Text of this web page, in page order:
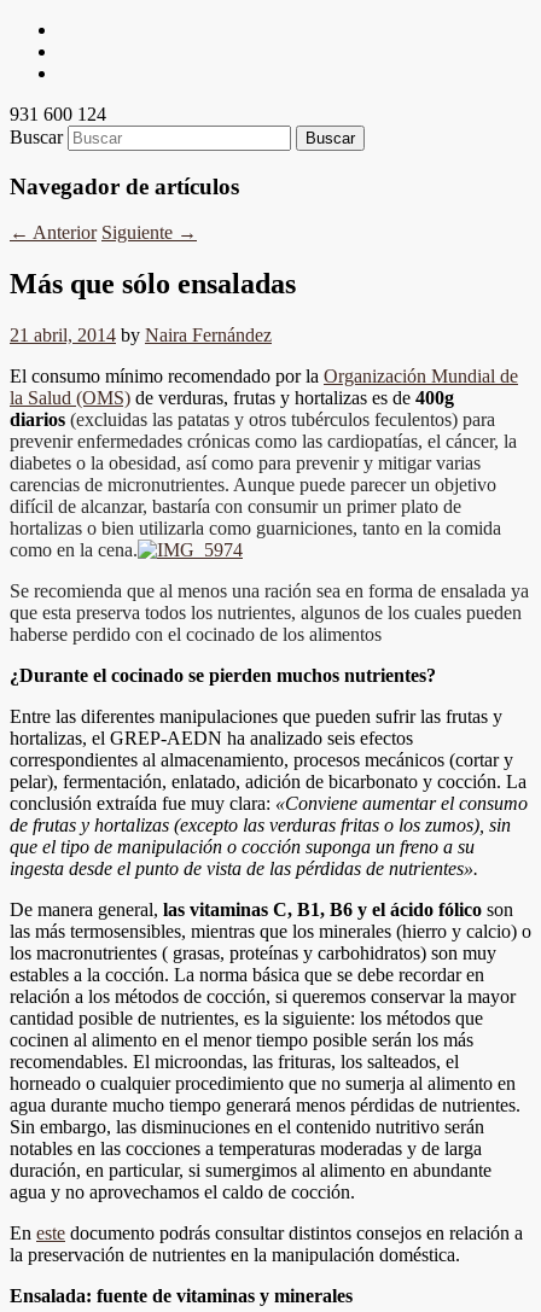
931 600 124
Buscar
Navegador de artículos
← Anterior Siguiente →
Más que sólo ensaladas
21 abril, 2014 by Naira Fernández
El consumo mínimo recomendado por la Organización Mundial de
la Salud (OMS) de verduras, frutas y hortalizas es de 400g
diarios (excluidas las patatas y otros tubérculos feculentos) para
prevenir enfermedades crónicas como las cardiopatías, el cáncer, la
diabetes o la obesidad, así como para prevenir y mitigar varias
carencias de micronutrientes. Aunque puede parecer un objetivo
difícil de alcanzar, bastaría con consumir un primer plato de
hortalizas o bien utilizarla como guarniciones, tanto en la comida
como en la cena.
Se recomienda que al menos una ración sea en forma de ensalada ya
que esta preserva todos los nutrientes, algunos de los cuales pueden
haberse perdido con el cocinado de los alimentos
¿Durante el cocinado se pierden muchos nutrientes?
Entre las diferentes manipulaciones que pueden sufrir las frutas y
hortalizas, el GREP-AEDN ha analizado seis efectos
correspondientes al almacenamiento, procesos mecánicos (cortar y
pelar), fermentación, enlatado, adición de bicarbonato y cocción. La
conclusión extraída fue muy clara: «Conviene aumentar el consumo
de frutas y hortalizas (excepto las verduras fritas o los zumos), sin
que el tipo de manipulación o cocción suponga un freno a su
ingesta desde el punto de vista de las pérdidas de nutrientes».
De manera general, las vitaminas C, B1, B6 y el ácido fólico son
las más termosensibles, mientras que los minerales (hierro y calcio) o
los macronutrientes ( grasas, proteínas y carbohidratos) son muy
estables a la cocción. La norma básica que se debe recordar en
relación a los métodos de cocción, si queremos conservar la mayor
cantidad posible de nutrientes, es la siguiente: los métodos que
cocinen al alimento en el menor tiempo posible serán los más
recomendables. El microondas, las frituras, los salteados, el
horneado o cualquier procedimiento que no sumerja al alimento en
agua durante mucho tiempo generará menos pérdidas de nutrientes.
Sin embargo, las disminuciones en el contenido nutritivo serán
notables en las cocciones a temperaturas moderadas y de larga
duración, en particular, si sumergimos al alimento en abundante
agua y no aprovechamos el caldo de cocción.
En este documento podrás consultar distintos consejos en relación a
la preservación de nutrientes en la manipulación doméstica.
Ensalada: fuente de vitaminas y minerales